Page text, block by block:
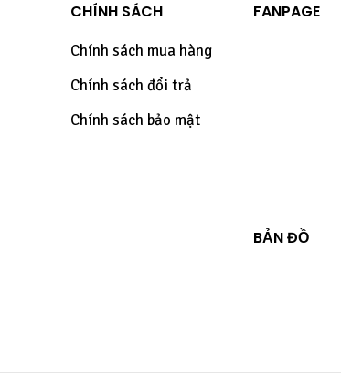
CHÍNH SÁCH
Chính sách mua hàng
Chính sách đổi trả
Chính sách bảo mật
FANPAGE
BẢN ĐỒ